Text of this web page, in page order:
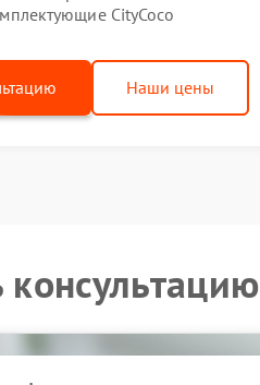
CityCoco
Наши цены
консультацию